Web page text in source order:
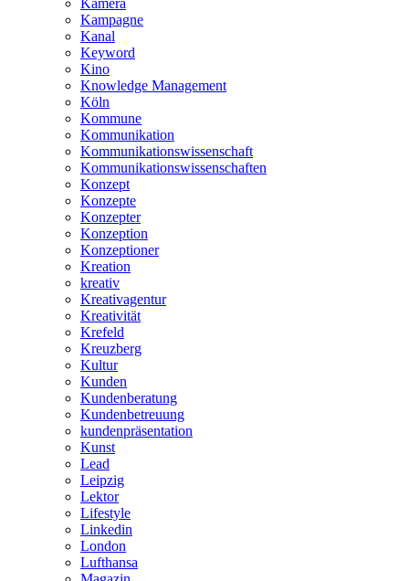
Kampagne
Kanal
Keyword
Kino
Knowledge Management
Köln
Kommune
Kommunikation
Kommunikationswissenschaft
Kommunikationswissenschaften
Konzept
Konzepte
Konzepter
Konzeption
Konzeptioner
Kreation
kreativ
Kreativagentur
Kreativität
Krefeld
Kreuzberg
Kultur
Kunden
Kundenberatung
Kundenbetreuung
kundenpräsentation
Kunst
Lead
Leipzig
Lektor
Lifestyle
Linkedin
London
Lufthansa